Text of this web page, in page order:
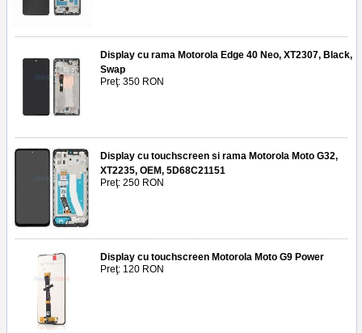
Display cu rama Motorola Edge 40 Neo, XT2307, Black,
Swap
Preţ: 350 RON
Display cu touchscreen si rama Motorola Moto G32,
XT2235, OEM, 5D68C21151
Preţ: 250 RON
Display cu touchscreen Motorola Moto G9 Power
Preţ: 120 RON